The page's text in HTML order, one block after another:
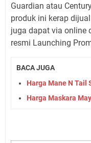
Guardian atau
produk ini kerap
juga dapat via online
resmi Launching
BACA JUGA
Harga Mane N Tail
Harga Maskara